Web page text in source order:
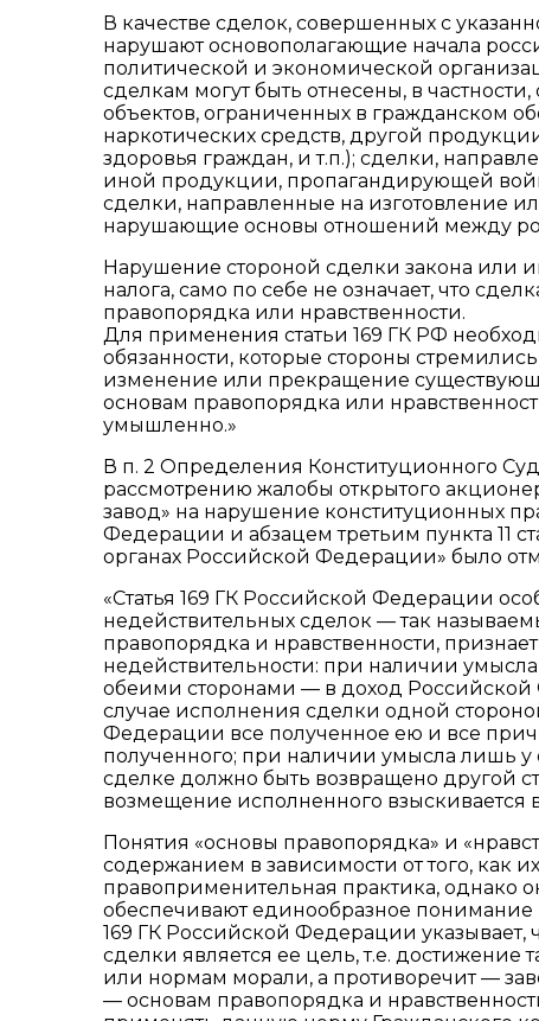
В качестве сделок, совершенных с
нарушают основополагающие начала
политической и экономической
сделкам могут быть отнесены, в
объектов, ограниченных в гражданском
наркотических средств, другой
здоровья граждан, и т.п.); сделки,
иной продукции, пропагандирующей
сделки, направленные на изготовление
нарушающие основы отношений между
Нарушение стороной сделки закона или
налога, само по себе не означает, что
правопорядка или нравственности.
Для применения статьи 169 ГК РФ
обязанности, которые стороны
изменение или прекращение
основам правопорядка или
умышленно.»
В п. 2 Определения Конституционного
рассмотрению жалобы открытого
завод» на нарушение конституционных
Федерации и абзацем третьим пункта 11
органах Российской Федерации» было
«Статья 169 ГК Российской Федерации
недействительных сделок — так
правопорядка и нравственности,
недействительности: при наличии
обеими сторонами — в доход Российской
случае исполнения сделки одной
Федерации все полученное ею и все
полученного; при наличии умысла лишь у
сделке должно быть возвращено другой
возмещение исполненного
Понятия «основы правопорядка» и
содержанием в зависимости от того, как
правоприменительная практика, однако
обеспечивают единообразное понимание
169 ГК Российской Федерации
сделки является ее цель, т.е. достижение
или нормам морали, а противоречит —
— основам правопорядка и